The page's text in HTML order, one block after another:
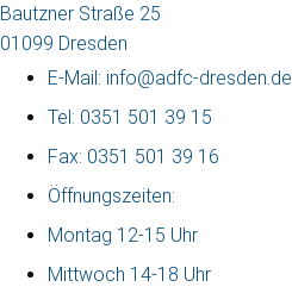
Bautzner Straße 25
01099 Dresden
E-Mail: info@adfc-dresden.de
Tel: 0351 501 39 15
Fax: 0351 501 39 16
Öffnungszeiten:
Montag 12-15 Uhr
Mittwoch 14-18 Uhr